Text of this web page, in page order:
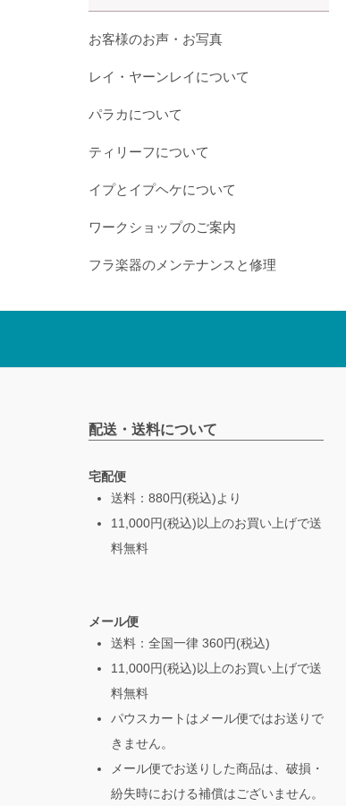
お客様のお声・お写真
レイ・ヤーンレイについて
パラカについて
ティリーフについて
イプとイプヘケについて
ワークショップのご案内
フラ楽器のメンテナンスと修理
配送・送料について
宅配便
送料：880円(税込)より
11,000円(税込)以上のお買い上げで送
料無料
メール便
送料：全国一律 360円(税込)
11,000円(税込)以上のお買い上げで送
料無料
パウスカートはメール便ではお送りで
きません。
メール便でお送りした商品は、破損・
紛失時における補償はございません。